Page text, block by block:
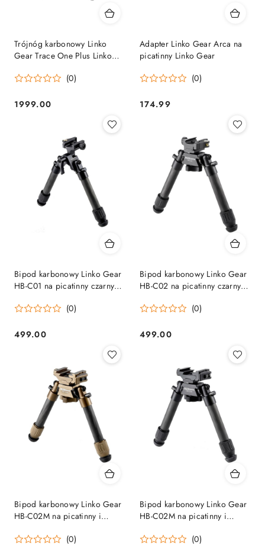
Trójnóg karbonowy Linko
Gear Trace One Plus Linko
(0)
Cena:
1999.00
Adapter Linko Gear Arca na
picatinny Linko Gear
(0)
Cena:
174.99
Bipod karbonowy Linko Gear
HB-C01 na picatinny czarny
(0)
Cena:
499.00
Bipod karbonowy Linko Gear
HB-C02 na picatinny czarny
(0)
Cena:
499.00
Bipod karbonowy Linko Gear
HB-C02M na picatinny i
(0)
Bipod karbonowy Linko Gear
HB-C02M na picatinny i
(0)